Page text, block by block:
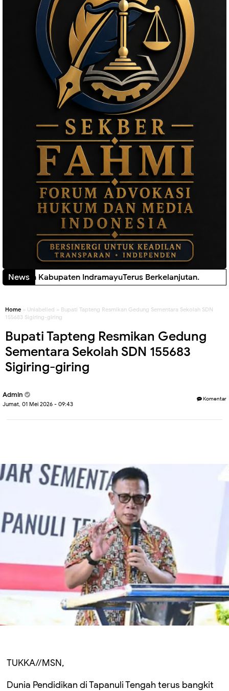
News
Kulon Kabupaten IndramayuTerus Berkelanjutan.
Home » Unlabelled » Bupati Tapteng Resmikan Gedung Sementara Sekolah SDN
155683 Sigiring-giring
Bupati Tapteng Resmikan Gedung
Sementara Sekolah SDN 155683
Sigiring-giring
Admin
Jumat, 01 Mei 2026 - 09:43
Komentar
TUKKA//MSN,
Dunia Pendidikan di Tapanuli Tengah terus bangkit